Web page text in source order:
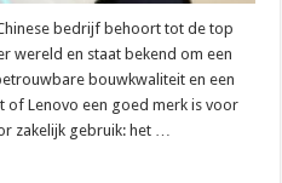
bedrijf behoort tot de top
wereld en staat bekend om een
bouwkwaliteit en een
of Lenovo een goed merk is voor
zakelijk gebruik: het …